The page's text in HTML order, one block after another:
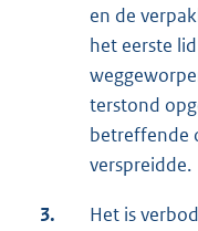
en de
het eerste
terstond
betreffende
verspreidde.
3.
Het is